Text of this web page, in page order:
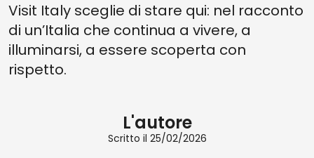
Visit Italy sceglie di stare qui: nel racconto
di un’Italia che continua a vivere, a
illuminarsi, a essere scoperta con
rispetto.
L'autore
Scritto il 25/02/2026